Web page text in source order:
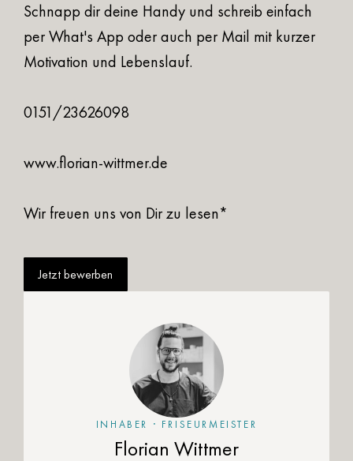
Schnapp dir deine Handy und schreib einfach
per What's App oder auch per Mail mit kurzer
Motivation und Lebenslauf.
0151/23626098
www.florian-wittmer.de
Wir freuen uns von Dir zu lesen*
Jetzt bewerben
INHABER · FRISEURMEISTER
Florian Wittmer